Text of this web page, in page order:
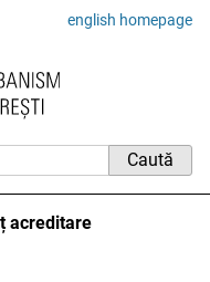
english homepage
acreditare